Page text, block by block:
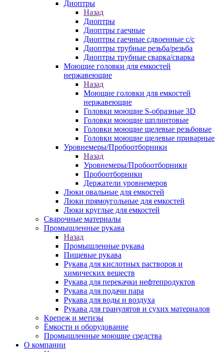
Диоптры
Назад
Диоптры
Диоптры гаечные
Диоптры гаечные сдвоенные c/c
Диоптры трубные резьба/резьба
Диоптры трубные сварка/сварка
Моющие головки для емкостей
нержавеющие
Назад
Моющие головки для емкостей
нержавеющие
Головки моющие S-образные 3D
Головки моющие шплинтовые
Головки моющие щелевые резьбовые
Головки моющие щелевые приварные
Уровнемеры/Пробоотборники
Назад
Уровнемеры/Пробоотборники
Пробоотборники
Держатели уровнемеров
Люки овальные для емкостей
Люки прямоугольные для емкостей
Люки круглые для емкостей
Сварочные материалы
Промышленные рукава
Назад
Промышленные рукава
Пищевые рукава
Рукава для кислотных растворов и
химических веществ
Рукава для перекачки нефтепродуктов
Рукава для подачи пара
Рукава для воды и воздуха
Рукава для гранулятов и сухих материалов
Крепеж и метизы
Ёмкости и оборудование
Промышленные моющие средства
О компании